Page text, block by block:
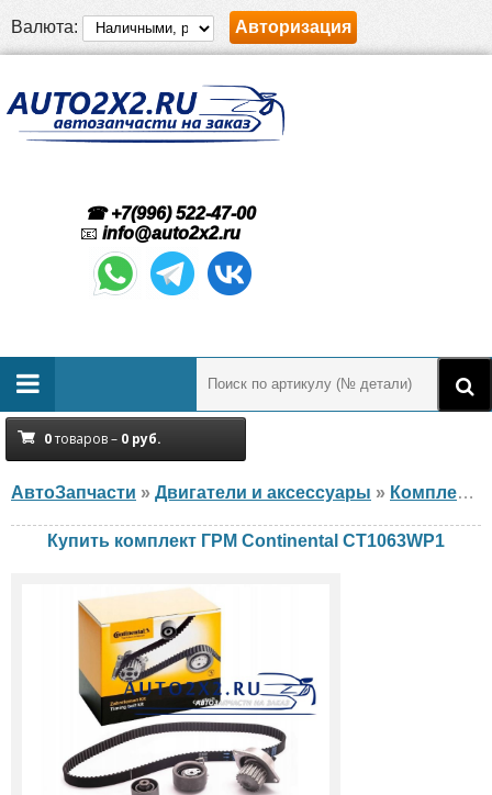
Валюта: Авторизация
☎ +7(996) 522-47-00
📧 info@auto2x2.ru
0товаров – 0 руб.
АвтоЗапчасти » Двигатели и аксессуары » Комплект ГРМ
Купить комплект ГРМ Continental CT1063WP1